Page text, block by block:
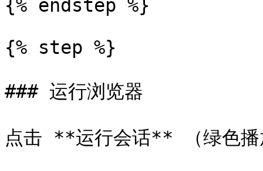
{% endstep %}
{% step %}
### 运行浏览器
点击 **运行会话** （绿色播